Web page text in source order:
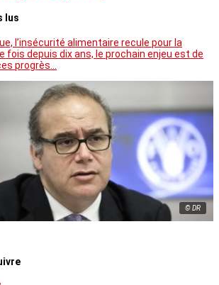
lus
l’insécurité alimentaire recule pour la
fois depuis dix ans, le prochain enjeu est de
progrès…
© DR